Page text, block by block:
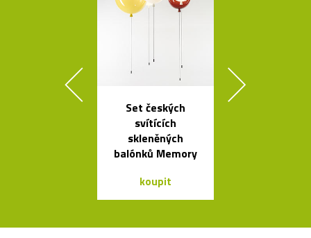
Set českých
svítících
skleněných
balónků Memory
koupit